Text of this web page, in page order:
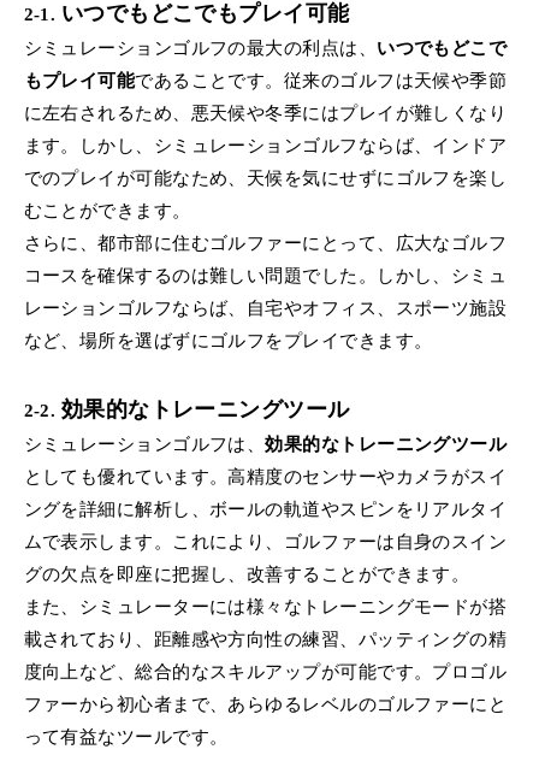
2-1. いつでもどこでもプレイ可能
シミュレーションゴルフの最大の利点は、 いつでもどこで
もプレイ可能であることです。従来のゴルフは天候や季節
に左右されるため、悪天候や冬季にはプレイが難しくなり
ます。しかし、シミュレーションゴルフならば、インドア
でのプレイが可能なため、天候を気にせずにゴルフを楽し
むことができます。
さらに、都市部に住むゴルファーにとって、広大なゴルフ
コースを確保するのは難しい問題でした。しかし、シミュ
レーションゴルフならば、自宅やオフィス、スポーツ施設
など、場所を選ばずにゴルフをプレイできます。
2-2. 効果的なトレーニングツール
シミュレーションゴルフは、効果的なトレーニングツール
としても優れています。高精度のセンサーやカメラがスイ
ングを詳細に解析し、ボールの軌道やスピンをリアルタイ
ムで表示します。これにより、ゴルファーは自身のスイン
グの欠点を即座に把握し、改善することができます。
また、シミュレーターには様々なトレーニングモードが搭
載されており、距離感や方向性の練習、パッティングの精
度向上など、総合的なスキルアップが可能です。プロゴル
ファーから初心者まで、あらゆるレベルのゴルファーにと
って有益なツールです。